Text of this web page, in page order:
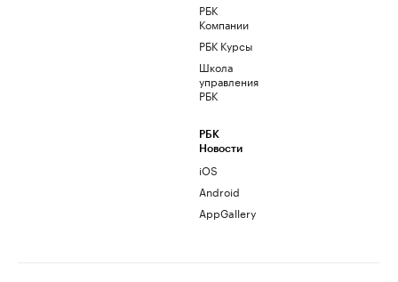
РБК
Компании
РБК Курсы
Школа
управления
РБК
РБК
Новости
iOS
Android
AppGallery